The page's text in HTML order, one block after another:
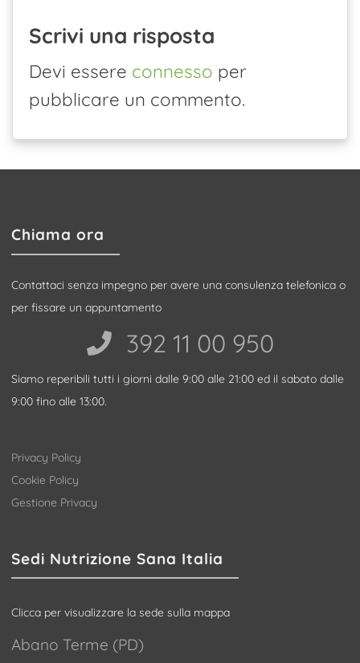
Scrivi una risposta
Devi essere connesso per
pubblicare un commento.
Chiama ora
Contattaci senza impegno per avere una consulenza telefonica o
per fissare un appuntamento
392 11 00 950‬
Siamo reperibili tutti i giorni dalle 9:00 alle 21:00 ed il sabato dalle
9:00 fino alle 13:00.
Privacy Policy
Cookie Policy
Gestione Privacy
Sedi Nutrizione Sana Italia
Clicca per visualizzare la sede sulla mappa
Abano Terme (PD)